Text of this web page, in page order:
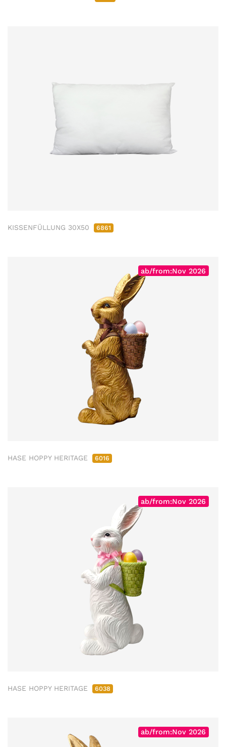
KISSENFÜLLUNG 30X50 6861
ab/from:Nov 2026
HASE HOPPY HERITAGE 6016
ab/from:Nov 2026
HASE HOPPY HERITAGE 6038
ab/from:Nov 2026